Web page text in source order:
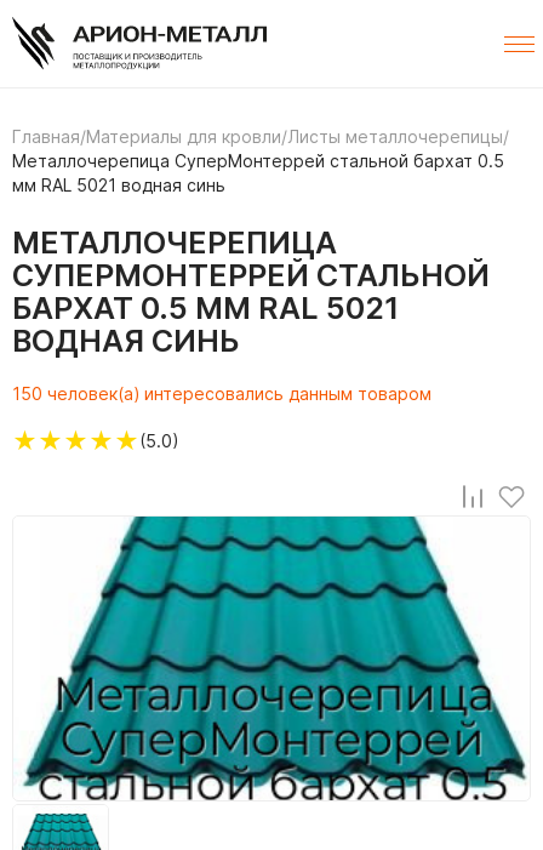
Главная/Материалы для кровли/Листы металлочерепицы/
Металлочерепица СуперМонтеррей стальной бархат 0.5
мм RAL 5021 водная синь
МЕТАЛЛОЧЕРЕПИЦА
СУПЕРМОНТЕРРЕЙ СТАЛЬНОЙ
БАРХАТ 0.5 ММ RAL 5021
ВОДНАЯ СИНЬ
150 человек(а) интересовались данным товаром
★★★★★(5.0)